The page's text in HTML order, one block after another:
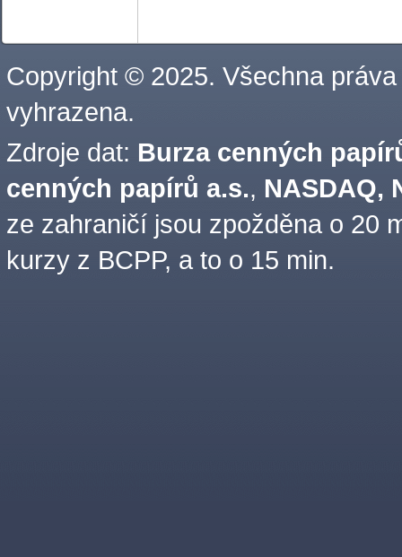
Copyright © 2025. Všechna práva
vyhrazena.
Zdroje dat: Burza cenných
cenných papírů a.s., NASDAQ,
ze zahraničí jsou zpožděna o 20
kurzy z BCPP, a to o 15 min.